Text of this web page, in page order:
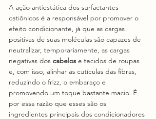
A ação antiestática dos surfactantes
catiônicos é a responsável por promover o
efeito condicionante, já que as cargas
positivas de suas moléculas são capazes de
neutralizar, temporariamente, as cargas
negativas dos cabelos e tecidos de roupas
e, com isso, alinhar as cutículas das fibras,
reduzindo o frizz, o embaraço e
promovendo um toque bastante macio. É
por essa razão que esses são os
ingredientes principais dos condicionadores